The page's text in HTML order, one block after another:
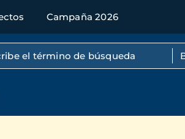
Campaña 2026
por texto completo